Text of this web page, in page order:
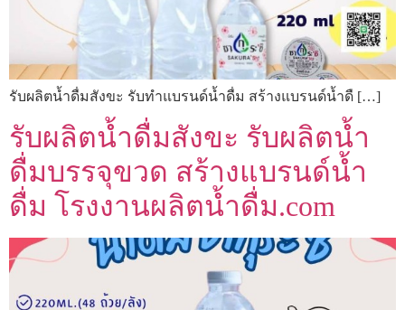
รับผลิตน้ำดื่มสังขะ รับทำแบรนด์น้ำดื่ม สร้างแบรนด์น้ำดื […]
รับผลิตน้ำดื่มสังขะ รับผลิตน้ำ
ดื่มบรรจุขวด สร้างแบรนด์น้ำ
ดื่ม โรงงานผลิตน้ำดื่ม.com